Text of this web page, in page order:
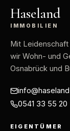
Haseland
IMMOBILIEN
Mit Leidenschaft
wir Wohn- und
Osnabrück und
0541 33 55 20
EIGENTÜMER